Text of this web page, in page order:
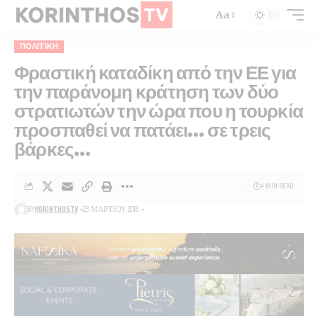
Aa
ΠΟΛΙΤΙΚΉ
Φραστική καταδίκη από την ΕΕ για
την παράνομη κράτηση των δύο
στρατιωτών την ώρα που η τουρκία
προσπαθεί να πατάει… σε τρεις
βάρκες…
BYKORINTHOSTV 23 ΜΑΡΤΊΟΥ 2018
4 MIN READ